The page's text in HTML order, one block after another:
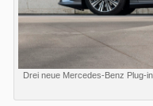
Drei neue Mercedes-Benz Plug-